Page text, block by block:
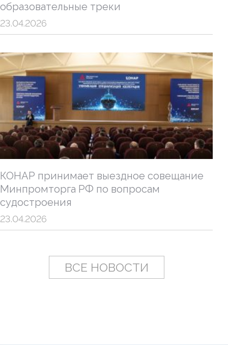
образовательные треки
23.04.2026
КОНАР принимает выездное совещание
Минпромторга РФ по вопросам
судостроения
23.04.2026
ВСЕ НОВОСТИ